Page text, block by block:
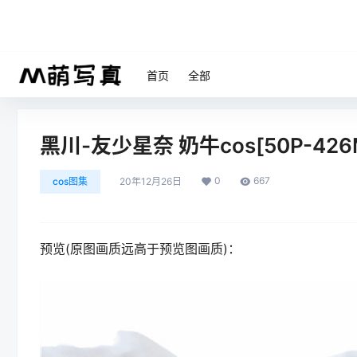
首页 全部
黑川-友少星奈 奶牛cos[50P-
cos图集 20年12月26日 0 667
预览(原图画质远高于预览图画质)：